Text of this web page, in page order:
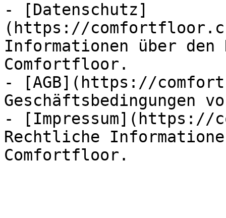
- [Datenschutz]
(https://
Informationen über den
Comfortfloor.
- [AGB](https://
Geschäftsbedingungen
- [Impressum](https://
Rechtliche
Comfortfloor.